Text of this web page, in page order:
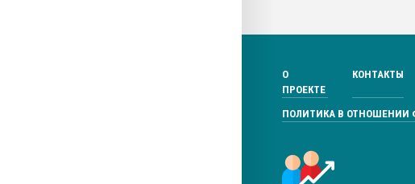
О
ПРОЕКТЕ
КОНТАКТЫ
ПОЛИТИКА В ОТНОШЕНИИ